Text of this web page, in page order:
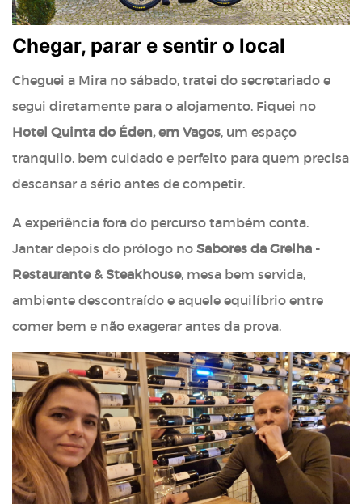
Chegar, parar e sentir o local
Cheguei a Mira no sábado, tratei do secretariado e
segui diretamente para o alojamento. Fiquei no
Hotel Quinta do Éden, em Vagos, um espaço
tranquilo, bem cuidado e perfeito para quem precisa
descansar a sério antes de competir.
A experiência fora do percurso também conta.
Jantar depois do prólogo no Sabores da Grelha -
Restaurante & Steakhouse, mesa bem servida,
ambiente descontraído e aquele equilíbrio entre
comer bem e não exagerar antes da prova.